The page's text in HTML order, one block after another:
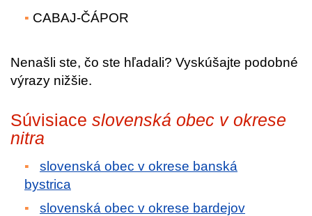
CABAJ-ČÁPOR
Nenašli ste, čo ste hľadali? Vyskúšajte podobné
výrazy nižšie.
Súvisiace slovenská obec v okrese
nitra
slovenská obec v okrese banská
bystrica
slovenská obec v okrese bardejov